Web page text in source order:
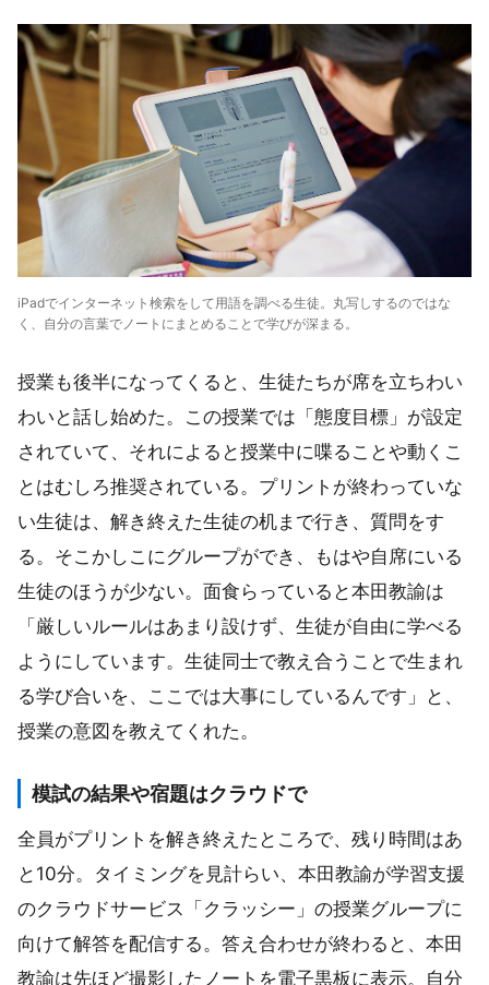
iPadでインターネット検索をして用語を調べる生徒。丸写しするのではな
く、自分の言葉でノートにまとめることで学びが深まる。
授業も後半になってくると、生徒たちが席を立ちわい
わいと話し始めた。この授業では「態度目標」が設定
されていて、それによると授業中に喋ることや動くこ
とはむしろ推奨されている。プリントが終わっていな
い生徒は、解き終えた生徒の机まで行き、質問をす
る。そこかしこにグループができ、もはや自席にいる
生徒のほうが少ない。面食らっていると本田教諭は
「厳しいルールはあまり設けず、生徒が自由に学べる
ようにしています。生徒同士で教え合うことで生まれ
る学び合いを、ここでは大事にしているんです」と、
授業の意図を教えてくれた。
模試の結果や宿題はクラウドで
全員がプリントを解き終えたところで、残り時間はあ
と10分。タイミングを見計らい、本田教諭が学習支援
のクラウドサービス「クラッシー」の授業グループに
向けて解答を配信する。答え合わせが終わると、本田
教諭は先ほど撮影したノートを電子黒板に表示。自分